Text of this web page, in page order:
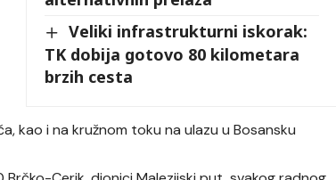
Veliki infrastrukturni iskorak:
TK dobija gotovo 80 kilometara
brzih cesta
kao i na kružnom toku na ulazu u Bosansku